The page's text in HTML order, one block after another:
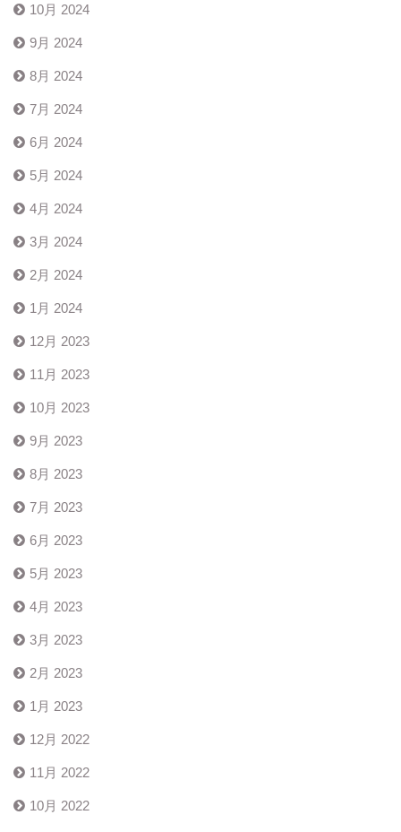
10月 2024
9月 2024
8月 2024
7月 2024
6月 2024
5月 2024
4月 2024
3月 2024
2月 2024
1月 2024
12月 2023
11月 2023
10月 2023
9月 2023
8月 2023
7月 2023
6月 2023
5月 2023
4月 2023
3月 2023
2月 2023
1月 2023
12月 2022
11月 2022
10月 2022